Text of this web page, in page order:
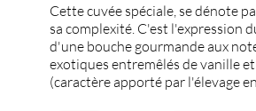
Cette cuvée spéciale, se dénote
sa complexité. C'est l'expression
d'une bouche gourmande aux
exotiques entremêlés de vanille
(caractère apporté par l'élevage